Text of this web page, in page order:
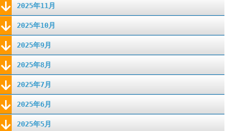
2025年11月
2025年10月
2025年9月
2025年8月
2025年7月
2025年6月
2025年5月